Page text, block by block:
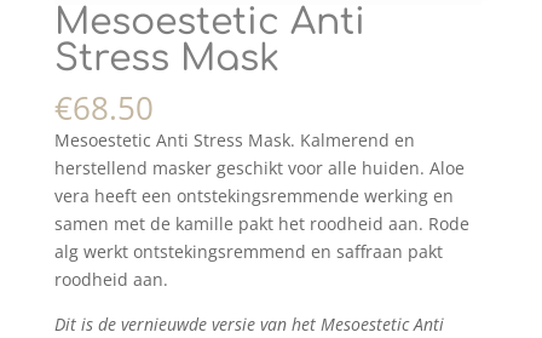
Mesoestetic Anti
Stress Mask
€68.50
Mesoestetic Anti Stress Mask. Kalmerend en
herstellend masker geschikt voor alle huiden. Aloe
vera heeft een ontstekingsremmende werking en
samen met de kamille pakt het roodheid aan. Rode
alg werkt ontstekingsremmend en saffraan pakt
roodheid aan.
Dit is de vernieuwde versie van het Mesoestetic Anti